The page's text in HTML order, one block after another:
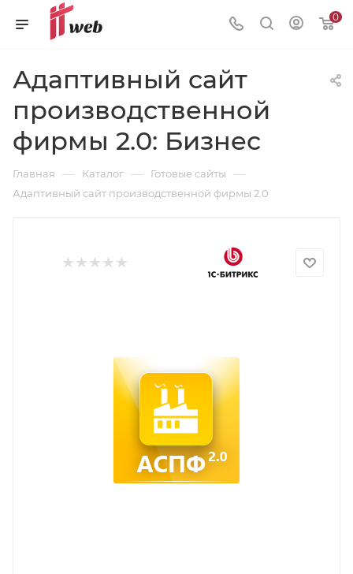
0
Адаптивный сайт
производственной
фирмы 2.0: Бизнес
Главная — Каталог — Готовые сайты —
Адаптивный сайт производственной фирмы 2.0